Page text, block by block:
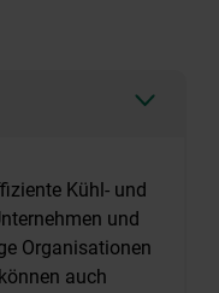
Kühl- und
und
Organisationen
auch